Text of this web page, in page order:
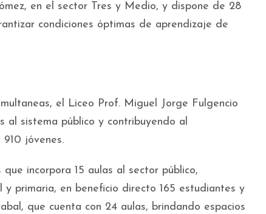
en el sector Tres y Medio, y dispone de 28
condiciones óptimas de aprendizaje de
el Liceo Prof. Miguel Jorge Fulgencio
al sistema público y contribuyendo al
jóvenes.
incorpora 15 aulas al sector público,
primaria, en beneficio directo 165 estudiantes y
que cuenta con 24 aulas, brindando espacios